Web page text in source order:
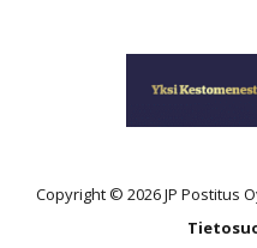
Copyright © 2026 JP Postitus